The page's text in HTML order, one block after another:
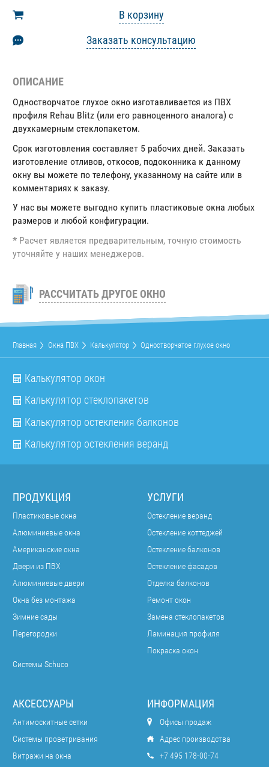
В корзину
Заказать консультацию
ОПИСАНИЕ
Одностворчатое глухое окно изготавливается из ПВХ
профиля Rehau Blitz (или его равноценного аналога) с
двухкамерным стеклопакетом.
Срок изготовления составляет 5 рабочих дней. Заказать
изготовление отливов, откосов, подоконника к данному
окну вы можете по телефону, указанному на сайте или в
комментариях к заказу.
У нас вы можете выгодно купить пластиковые окна любых
размеров и любой конфигурации.
* Расчет является предварительным, точную стоимость
уточняйте у наших менеджеров.
РАССЧИТАТЬ ДРУГОЕ ОКНО
Главная Окна ПВХ Калькулятор Одностворчатое глухое окно
Калькулятор окон
Калькулятор стеклопакетов
Калькулятор остекления балконов
Калькулятор остекления веранд
ПРОДУКЦИЯ
Пластиковые окна
Алюминиевые окна
Американские окна
Двери из ПВХ
Алюминиевые двери
Окна без монтажа
Зимние сады
Перегородки
Системы Schuco
УСЛУГИ
Остекление веранд
Остекление коттеджей
Остекление балконов
Остекление фасадов
Отделка балконов
Ремонт окон
Замена стеклопакетов
Ламинация профиля
Покраска окон
АКСЕССУАРЫ
Антимоскитные сетки
Системы проветривания
Витражи на окна
ИНФОРМАЦИЯ
Офисы продаж
Адрес производства
+7 495 178-00-74